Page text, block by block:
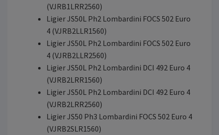
(VJRB1LRR2560)
Ligier JS50L Ph2 Lombardini FOCS 502 Euro
4 (VJRB2LLR1560)
Ligier JS50L Ph2 Lombardini FOCS 502 Euro
4 (VJRB2LLR2560)
Ligier JS50L Ph2 Lombardini DCI 492 Euro 4
(VJRB2LRR1560)
Ligier JS50L Ph2 Lombardini DCI 492 Euro 4
(VJRB2LRR2560)
Ligier JS50 Ph3 Lombardini FOCS 502 Euro 4
(VJRB2SLR1560)